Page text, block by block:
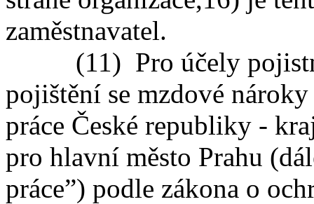
zaměstnavatel.
(11) Pro účely
pojištění se mzdové
práce České republiky -
pro hlavní město Prahu
práce”) podle zákona o